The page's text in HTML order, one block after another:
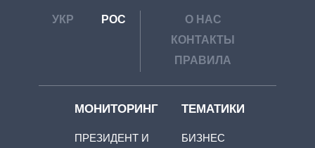
УКР РОС
О НАС
КОНТАКТЫ
ПРАВИЛА
МОНИТОРИНГ
ПРЕЗИДЕНТ И
ТЕМАТИКИ
БИЗНЕС